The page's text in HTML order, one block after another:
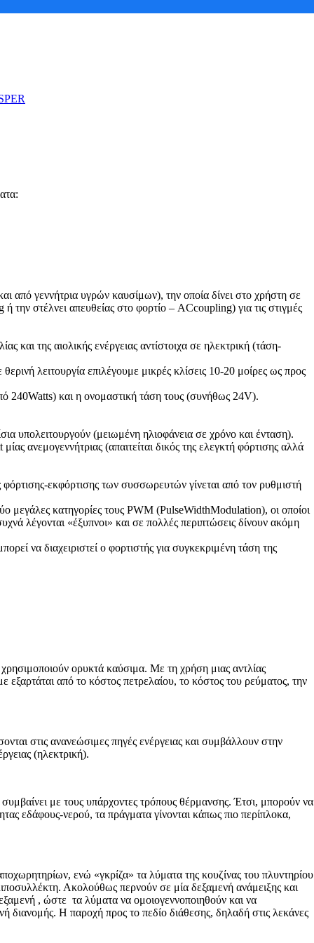
από γεννήτρια υγρών καυσίμων), την οποία δίνει στο χρήστη σε
στέλνει απευθείας στο φορτίο – ACcoupling) για τις στιγμές
και της αιολικής ενέργειας αντίστοιχα σε ηλεκτρική (τάση-
λειτουργία επιλέγουμε μικρές κλίσεις 10-20 μοίρες ως προς
240Watts) και η ονομαστική τάση τους (συνήθως 24V).
υπολειτουργούν (μειωμένη ηλιοφάνεια σε χρόνο και ένταση).
ανεμογεννήτριας (απαιτείται δικός της ελεγκτή φόρτισης αλλά
εκφόρτισης των συσσωρευτών γίνεται από τον ρυθμιστή
μεγάλες κατηγορίες τους PWM (PulseWidthModulation), οι οποίοι
λέγονται «έξυπνοι» και σε πολλές περιπτώσεις δίνουν ακόμη
να διαχειριστεί ο φορτιστής για συγκεκριμένη τάση της
ορυκτά καύσιμα. Με τη χρήση μιας αντλίας
από το κόστος πετρελαίου, το κόστος του ρεύματος, την
στις ανανεώσιμες πηγές ενέργειας και συμβάλλουν στην
(ηλεκτρική).
με τους υπάρχοντες τρόπους θέρμανσης. Έτσι, μπορούν να
εδάφους-νερού, τα πράγματα γίνονται κάπως πιο περίπλοκα,
ενώ «γκρίζα» τα λύματα της κουζίνας του πλυντηρίου
Ακολούθως περνούν σε μία δεξαμενή ανάμειξης και
, ώστε τα λύματα να ομοιογεννοποιηθούν και να
Η παροχή προς το πεδίο διάθεσης, δηλαδή στις λεκάνες